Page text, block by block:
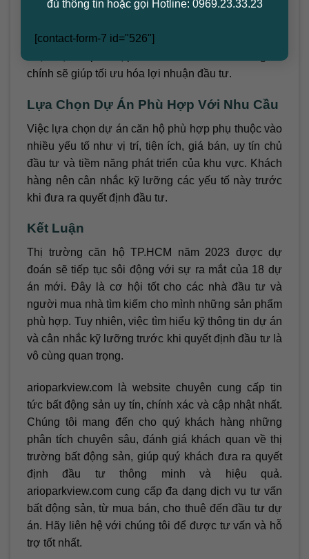
đủ thông tin hoặc gọi Hotline: 0969.23.33.23
[contact-form-7 id="526"]
Với sự đa dạng về vị trí, quy mô và giá bán, 18 dự
tư sinh lời hấp dẫn cho các nhà đầu tư. Việc lựa
chính sẽ giúp tối ưu hóa lợi nhuận đầu tư.
Lựa Chọn Dự Án Phù Hợp Với Nhu Cầu
Việc lựa chọn dự án căn hộ phù hợp phụ thuộc vào
nhiều yếu tố như vị trí, tiện ích, giá bán, uy tín chủ
đầu tư và tiềm năng phát triển của khu vực. Khách
hàng nên cân nhắc kỹ lưỡng các yếu tố này trước
khi đưa ra quyết định đầu tư.
Kết Luận
Thị trường căn hộ TP.HCM năm 2023 được dự
đoán sẽ tiếp tục sôi động với sự ra mắt của 18 dự
án mới. Đây là cơ hội tốt cho các nhà đầu tư và
người mua nhà tìm kiếm cho mình những sản phẩm
phù hợp. Tuy nhiên, việc tìm hiểu kỹ thông tin dự án
và cân nhắc kỹ lưỡng trước khi quyết định đầu tư là
vô cùng quan trọng.
arioparkview.com là website chuyên cung cấp tin
tức bất động sản uy tín, chính xác và cập nhật nhất.
Chúng tôi mang đến cho quý khách hàng những
phân tích chuyên sâu, đánh giá khách quan về thị
trường bất động sản, giúp quý khách đưa ra quyết
định đầu tư thông minh và hiệu quả.
arioparkview.com cung cấp đa dạng dịch vụ tư vấn
bất động sản, từ mua bán, cho thuê đến đầu tư dự
án. Hãy liên hệ với chúng tôi để được tư vấn và hỗ
trợ tốt nhất.